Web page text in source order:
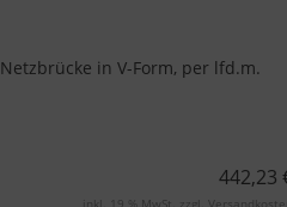
Netzbrücke in V-Form, per lfd.m.
442,23